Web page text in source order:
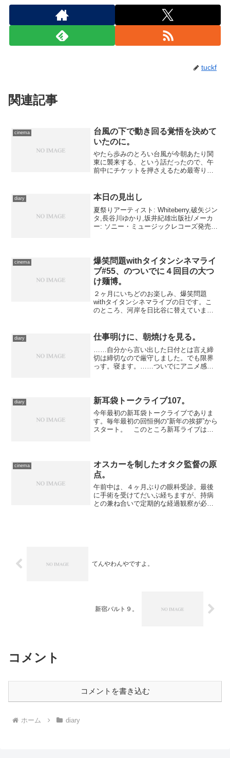
tuckf
関連記事
cinema
台風の下で動き回る覚悟を決めて
いたのに。
やたら歩みのとろい台風が今朝あたり関
東に襲来する、という話だったので、午
前中にチケットを押さえるため最寄りの
ですが、しかし実際には若干ながら速度
を増したようで、夜のうちに...
diary 本日の見出し
夏祭りアーティスト: Whiteberry,破矢ジン
タ,長谷川ゆかり,坂井紀雄出版社/メーカ
ー: ソニー・ミュージックレコーズ発売
cinema
爆笑問題withタイタンシネマライ
ブ#55、のついでに４回目の大つ
け麺博。
２ヶ月にいちどのお楽しみ、爆笑問題
withタイタンシネマライブの日です。こ
のところ、河岸を日比谷に替えていまし
い戻ることにしました。
diary 仕事明けに、朝焼けを見る。
……自分から言い出した日付とは言え締
切は締切なので厳守しました。でも限界
っす。寝ます。……ついでにアニメ感想
diary 新耳袋トークライブ107。
今年最初の新耳袋トークライブでありま
す。毎年最初の回恒例の“新年の挨拶”から
スタート。 このところ新耳ライブは木
が、このところ回を追うご...
cinema
オスカーを制したオタク監督の原
点。
午前中は、４ヶ月ぶりの眼科受診。最後
に手術を受けてだいぶ経ちますが、持病
との兼ね合いで定期的な経過観察が必要
てんやわんやですよ。
新宿バルト９。
コメント
コメントを書き込む
ホーム diary